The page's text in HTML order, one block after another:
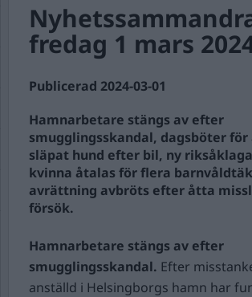
fredag 1 mars
Publicerad 2024-03-01
Hamnarbetare stängs av efter
smugglingsskandal, dagsböter
släpat hund efter bil, ny
kvinna åtalas för flera
avrättning avbröts efter åtta
försök.
Hamnarbetare stängs av efter
smugglingsskandal. Efter
anställd i Helsingborgs hamn har